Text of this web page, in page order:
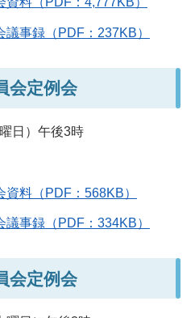
事録（PDF：237KB）
会定例会
日）午後3時
料（PDF：568KB）
事録（PDF：334KB）
会定例会